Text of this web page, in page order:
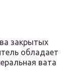
закрытых
обладает
вата